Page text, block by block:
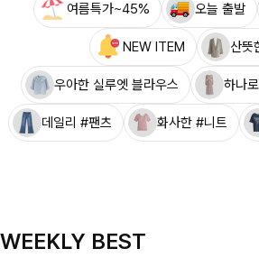
여름특가~45% 오늘 출발
NEW ITEM 산뜻
우아한 실루엣 블라우스 하나
데일리 #팬츠 화사한 #니트
WEEKLY BEST